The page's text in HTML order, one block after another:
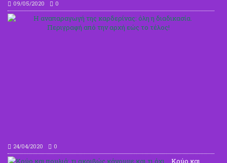
09/05/2020 0
24/04/2020 0
Κρύο και